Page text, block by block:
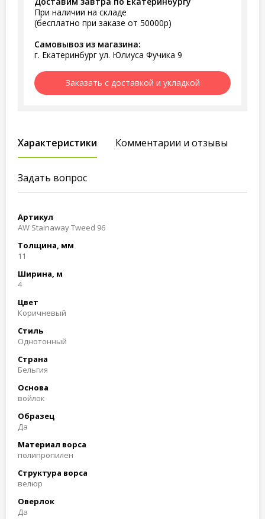
При наличии на складе
(бесплатно при заказе от 50000р)
Самовывоз из магазина:
г. Екатеринбург ул. Юлиуса Фучика 9
Заказать с доставкой и укладкой
Характеристики Комментарии и отзывы
Задать вопрос
Артикул
AW Stainaway Tweed 96
Толщина, мм
11
Ширина, м
4
Цвет
Коричневый
Стиль
Однотонный
Страна
Бельгия
Основа
войлок
Образец
Да
Материал ворса
полипропилен
Структура ворса
велюр
Оверлок
Да